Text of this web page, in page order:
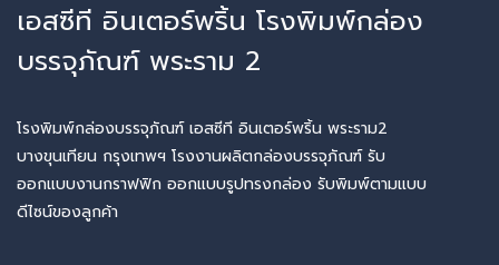
เอสซีที อินเตอร์พริ้น โรงพิมพ์กล่อง
บรรจุภัณฑ์ พระราม 2
โรงพิมพ์กล่องบรรจุภัณฑ์ เอสซีที อินเตอร์พริ้น พระราม2
บางขุนเทียน กรุงเทพฯ โรงงานผลิตกล่องบรรจุภัณฑ์ รับ
ออกแบบงานกราฟฟิก ออกแบบรูปทรงกล่อง รับพิมพ์ตามแบบ
ดีไซน์ของลูกค้า